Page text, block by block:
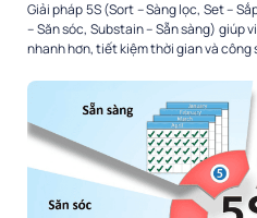
Giải pháp 5S (Sort – Sàng lọc, Set –
– Săn sóc, Substain – Sẵn sàng) giúp
nhanh hơn, tiết kiệm thời gian và công